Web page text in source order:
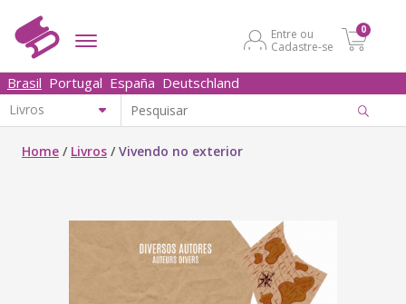
Entre ou
Cadastre-se
0
Brasil Portugal España Deutschland
Home / Livros /Vivendo no exterior